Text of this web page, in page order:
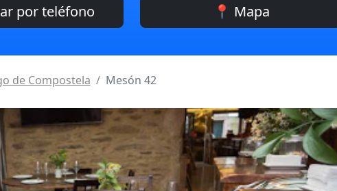
por teléfono 📍 Mapa
de Compostela Mesón 42